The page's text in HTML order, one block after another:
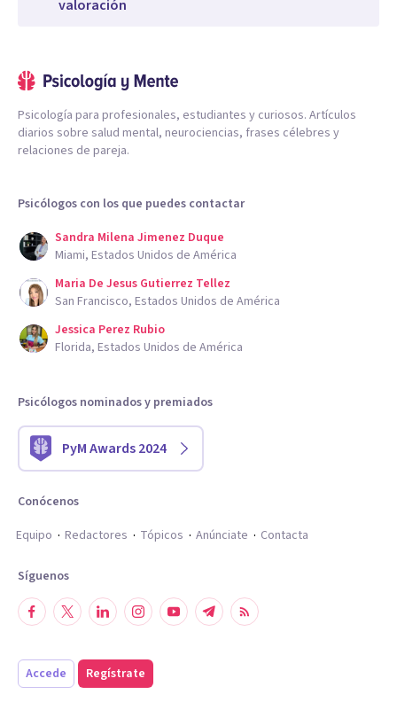
valoración
Psicología para profesionales, estudiantes y curiosos. Artículos
diarios sobre salud mental, neurociencias, frases célebres y
relaciones de pareja.
Psicólogos con los que puedes contactar
Sandra Milena Jimenez Duque
Miami, Estados Unidos de América
Maria De Jesus Gutierrez Tellez
San Francisco, Estados Unidos de América
Jessica Perez Rubio
Florida, Estados Unidos de América
Psicólogos nominados y premiados
PyM Awards 2024
Conócenos
Equipo
Redactores Tópicos Anúnciate Contacta
Síguenos
Accede Regístrate